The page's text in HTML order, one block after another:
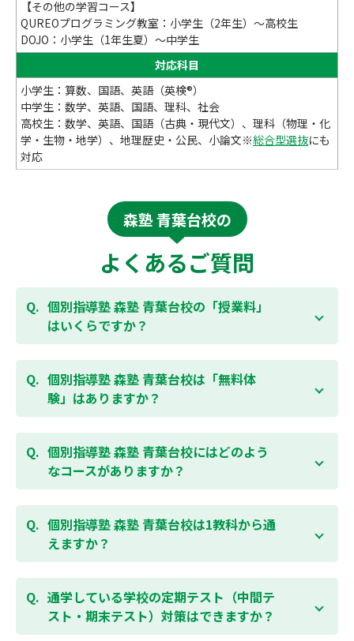
【その他の学習コース】
QUREOプログラミング教室：小学生（2年生）～高校生
DOJO：小学生（1年生夏）～中学生
対応科目
小学生：算数、国語、英語（英検®）
中学生：数学、英語、国語、理科、社会
高校生：数学、英語、国語（古典・現代文）、理科（物理・化
学・生物・地学）、地理歴史・公民、小論文※総合型選抜にも
対応
森塾 青葉台校の
よくあるご質問
個別指導塾 森塾 青葉台校の「授業料」
はいくらですか？
お子様の学年やご状況、校舎によって変わりますの
で、以下より、お気軽にお問合わせください。個別指
導塾 森塾の授業料はこちらのページ
よりお問合わせく
ださい。自動返信メールで【すぐ】にご確認いただけ
個別指導塾 森塾 青葉台校は「無料体
験」はありますか？
通常期には最大1ヶ月の無料体験を受付しておりま
す。また、春休み、夏休み、冬休みの講習では「4日
間～5日間の無料体験」授業を受けていただくことが
可能です。個別指導塾 森塾 青葉台校の無料体験につい
個別指導塾 森塾 青葉台校にはどのよう
なコースがありますか？
個別指導塾 森塾 青葉台校では、小学生・中学生・高
校生のコースがあり、それぞれ学校のテストの点数ア
ップを目的としたコースとなっております。その他、
小学生用の英検®対策や、基礎学力を身につけるDOJO
細は校舎にお問合わせください。
お問合わせはこちら
個別指導塾 森塾 青葉台校は1教科から通
えますか？
はい、1教科、週1日から受講いただけます。自分から
勉強できる習慣をつけるために最初は1から2教科での
受講をおすすめしております。まずはお気軽にご相談
ください。
通学している学校の定期テスト（中間テ
スト・期末テスト）対策はできますか？